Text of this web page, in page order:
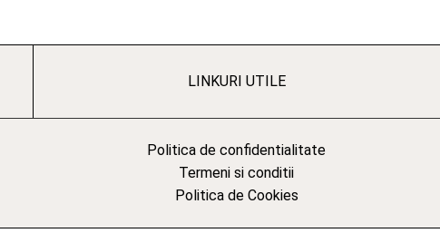
LINKURI UTILE
Politica de confidentialitate
Termeni si conditii
Politica de Cookies